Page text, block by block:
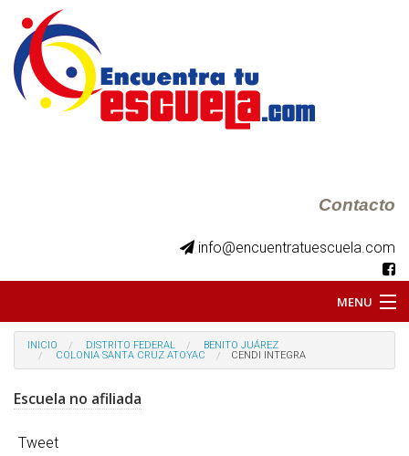
Contacto
info@encuentratuescuela.com
MENU
INICIO
INICIO DISTRITO FEDERAL
BENITO JUÁREZ
COLONIA SANTA CRUZ ATOYAC
CENDI INTEGRA
Escuela no afiliada
Tweet